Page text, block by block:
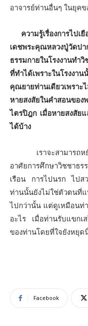
อาจารย์ท่านอื่นๆ ในยุค
ความรู้เรื่องการไป
เดชพระคุณหลวงปู่วัดป
ธรรมกายในโรงงานทํ
ที่ทําได้เพราะในโรงงา
คุณยายท่านเดียวเพรา
หายสงสัยในคําสอนของ
ไตรปิฎก เมื่อหายสงสัย
ได้บ้าง
เราจะสามารถหยั่ง
อาศัยการศึกษาวิชชาธร
เรือน การไปนรก ไปส
ท่านนั้นยังไม่ใช่ตัวตนที่
ไปกว่านั้น แต่ดูเหมือนท่
อะไร เมื่อท่านรับแขกเ
ของท่านโดยที่ใจยังหยุด
Facebook